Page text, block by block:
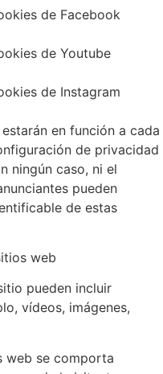
de Facebook
de Youtube
de Instagram
en función a cada
de privacidad
ningún caso, ni el
pueden
de estas
web
pueden incluir
vídeos, imágenes,
web se comporta